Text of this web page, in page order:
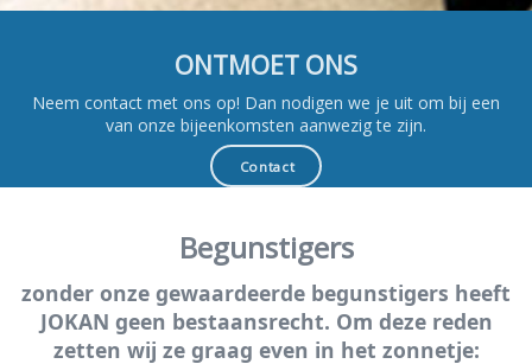
ONTMOET ONS
Neem contact met ons op! Dan nodigen we je uit om bij een
van onze bijeenkomsten aanwezig te zijn.
Contact
Begunstigers
zonder onze gewaardeerde begunstigers heeft
JOKAN geen bestaansrecht. Om deze reden
zetten wij ze graag even in het zonnetje: